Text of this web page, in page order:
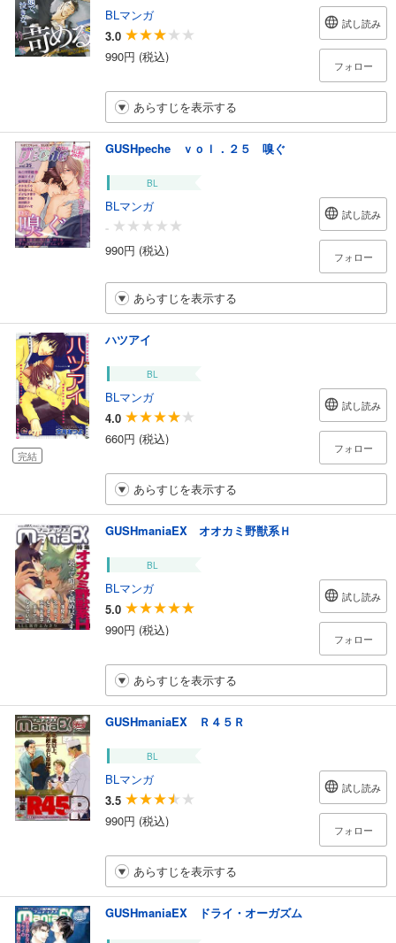
BLマンガ
3.0
990円 (税込)
試し読み
フォロー
あらすじを表示する
GUSHpeche ｖｏｌ．２５ 嗅ぐ
BL
BLマンガ
-
990円 (税込)
試し読み
フォロー
あらすじを表示する
完結
ハツアイ
BL
BLマンガ
4.0
660円 (税込)
試し読み
フォロー
あらすじを表示する
GUSHmaniaEX オオカミ野獣系Ｈ
BL
BLマンガ
5.0
990円 (税込)
試し読み
フォロー
あらすじを表示する
GUSHmaniaEX Ｒ４５Ｒ
BL
BLマンガ
3.5
990円 (税込)
試し読み
フォロー
あらすじを表示する
GUSHmaniaEX ドライ・オーガズム